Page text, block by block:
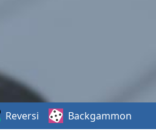
Reversi Backgammon